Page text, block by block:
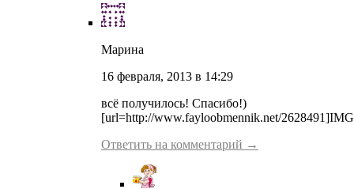
Марина
16 февраля, 2013 в 14:29
всё получилось! Спасибо!)
[url=http://www.fayloobmennik.net/
Ответить на комментарий →